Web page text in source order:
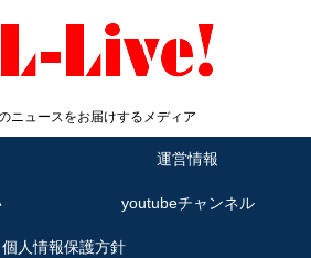
ニュースをお届けするメディア
運営情報
youtubeチャンネル
個人情報保護方針